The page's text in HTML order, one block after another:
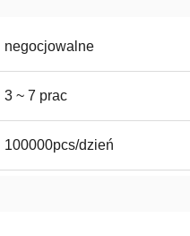
negocjowalne
3 ~ 7 prac
100000pcs/dzień